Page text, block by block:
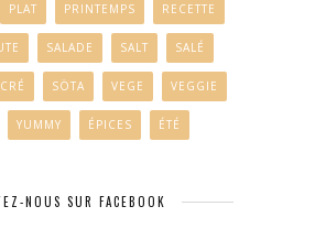
PLAT PRINTEMPS RECETTE
SALADE SALT SALÉ
SÖTA VEGE VEGGIE
YUMMY ÉPICES ÉTÉ
NOUS SUR FACEBOOK